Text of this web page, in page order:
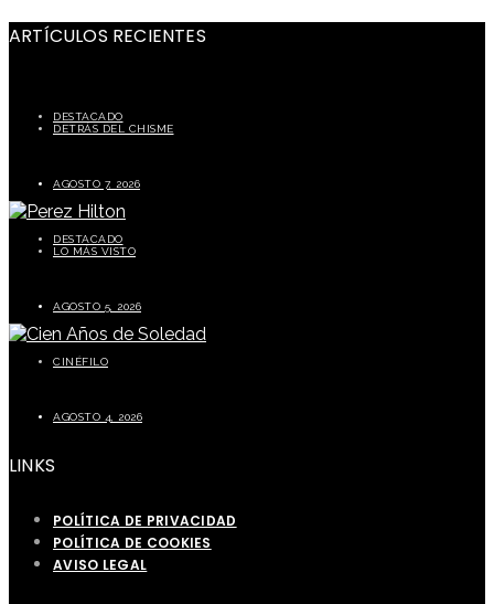
ARTÍCULOS RECIENTES
DESTACADO
DETRÁS DEL CHISME
AGOSTO 7, 2026
DESTACADO
LO MÁS VISTO
AGOSTO 5, 2026
CINÉFILO
AGOSTO 4, 2026
LINKS
POLÍTICA DE PRIVACIDAD
POLÍTICA DE COOKIES
AVISO LEGAL